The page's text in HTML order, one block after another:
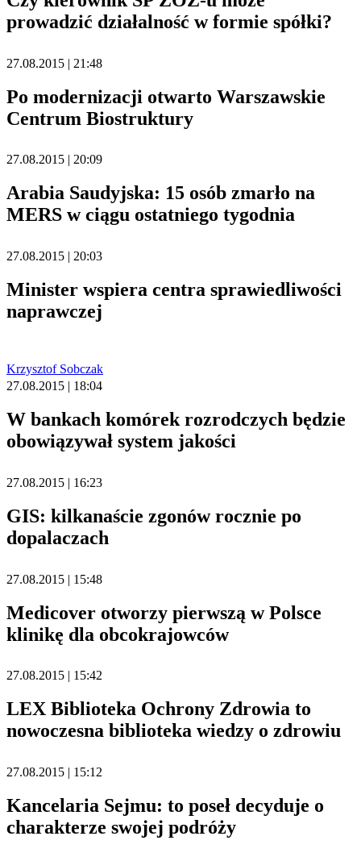
prowadzić działalność w formie spółki?
27.08.2015 | 21:48
Po modernizacji otwarto Warszawskie
Centrum Biostruktury
27.08.2015 | 20:09
Arabia Saudyjska: 15 osób zmarło na
MERS w ciągu ostatniego tygodnia
27.08.2015 | 20:03
Minister wspiera centra sprawiedliwości
naprawczej
Krzysztof Sobczak
27.08.2015 | 18:04
W bankach komórek rozrodczych będzie
obowiązywał system jakości
27.08.2015 | 16:23
GIS: kilkanaście zgonów rocznie po
dopalaczach
27.08.2015 | 15:48
Medicover otworzy pierwszą w Polsce
klinikę dla obcokrajowców
27.08.2015 | 15:42
LEX Biblioteka Ochrony Zdrowia to
nowoczesna biblioteka wiedzy o zdrowiu
27.08.2015 | 15:12
Kancelaria Sejmu: to poseł decyduje o
charakterze swojej podróży